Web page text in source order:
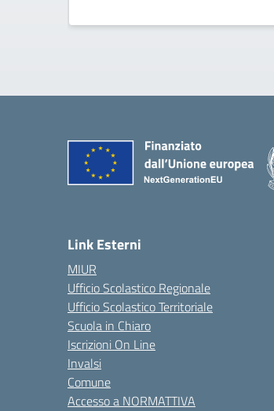
Link Esterni
MIUR
Ufficio Scolastico Regionale
Ufficio Scolastico Territoriale
Scuola in Chiaro
Iscrizioni On Line
Invalsi
Comune
Accesso a NORMATTIVA